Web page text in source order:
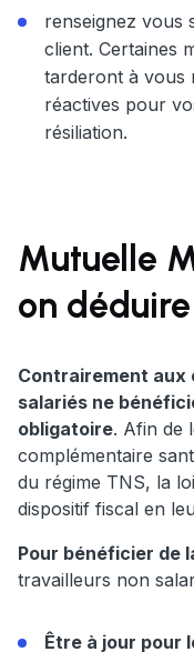
renseignez vous
client. Certaines
tarderont à vous
réactives pour
résiliation.
Mutuelle
on
Contrairement aux
salariés ne
obligatoire. Afin de
complémentaire
du régime TNS, la
dispositif fiscal en
Pour bénéficier de
travailleurs non
Être à jour pour